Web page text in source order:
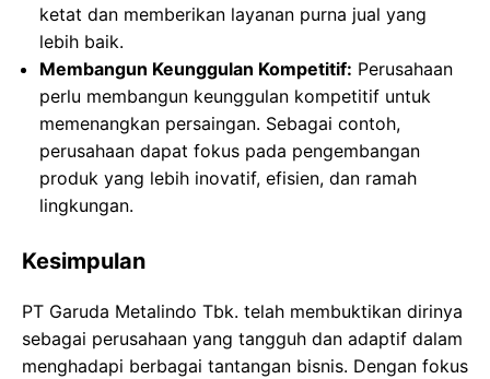
ketat dan memberikan layanan purna jual yang
lebih baik.
Membangun Keunggulan Kompetitif: Perusahaan
perlu membangun keunggulan kompetitif untuk
memenangkan persaingan. Sebagai contoh,
perusahaan dapat fokus pada pengembangan
produk yang lebih inovatif, efisien, dan ramah
lingkungan.
Kesimpulan
PT Garuda Metalindo Tbk. telah membuktikan dirinya
sebagai perusahaan yang tangguh dan adaptif dalam
menghadapi berbagai tantangan bisnis. Dengan fokus